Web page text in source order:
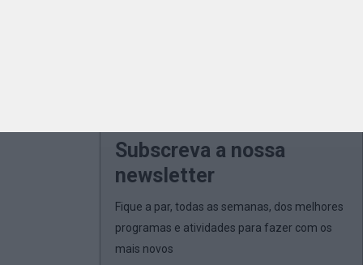
Subscreva a nossa
newsletter
Fique a par, todas as semanas, dos melhores
programas e atividades para fazer com os
mais novos